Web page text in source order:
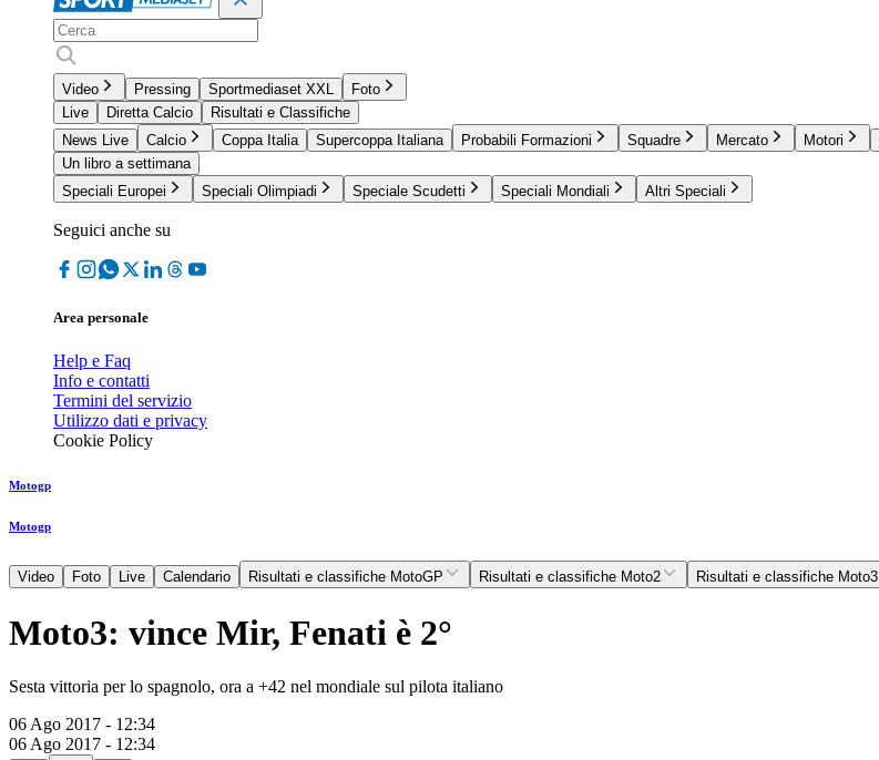
Video Pressing Sportmediaset XXL
Foto
Live
Diretta Calcio
Risultati e Classifiche
News Live
Calcio Coppa Italia Supercoppa Italiana Probabili Formazioni Squadre Mercato Motori
Un libro a settimana
Speciali Europei
Speciali Olimpiadi Speciale Scudetti Speciali Mondiali Altri Speciali
Seguici anche su
Area personale
Help e Faq
Info e contatti
Termini del servizio
Utilizzo dati e privacy
Cookie Policy
Motogp
Motogp
Video Foto Live Calendario Risultati e classifiche MotoGP Risultati e classifiche Moto2 Risultati e classifiche Moto3
Moto3: vince Mir, Fenati è 2°
Sesta vittoria per lo spagnolo, ora a +42 nel mondiale sul pilota italiano
06 Ago 2017 - 12:34
06 Ago 2017 - 12:34